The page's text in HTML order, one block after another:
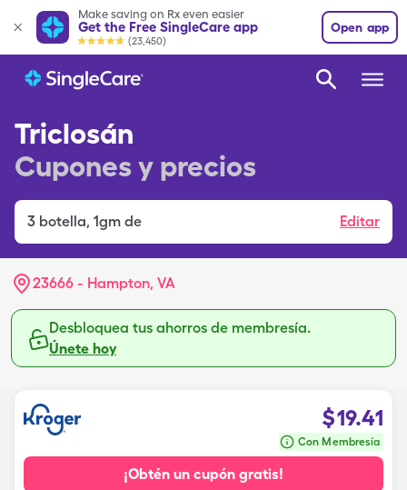
Make saving on Rx even easier
Get the Free SingleCare app
(23,450)
Open app
Triclosán
Cupones y precios
3 botella, 1gm de Editar
23666 - Hampton, VA
Desbloquea tus ahorros de membresía.
Únete hoy
$19.41
Con Membresía
¡Obtén un cupón gratis!